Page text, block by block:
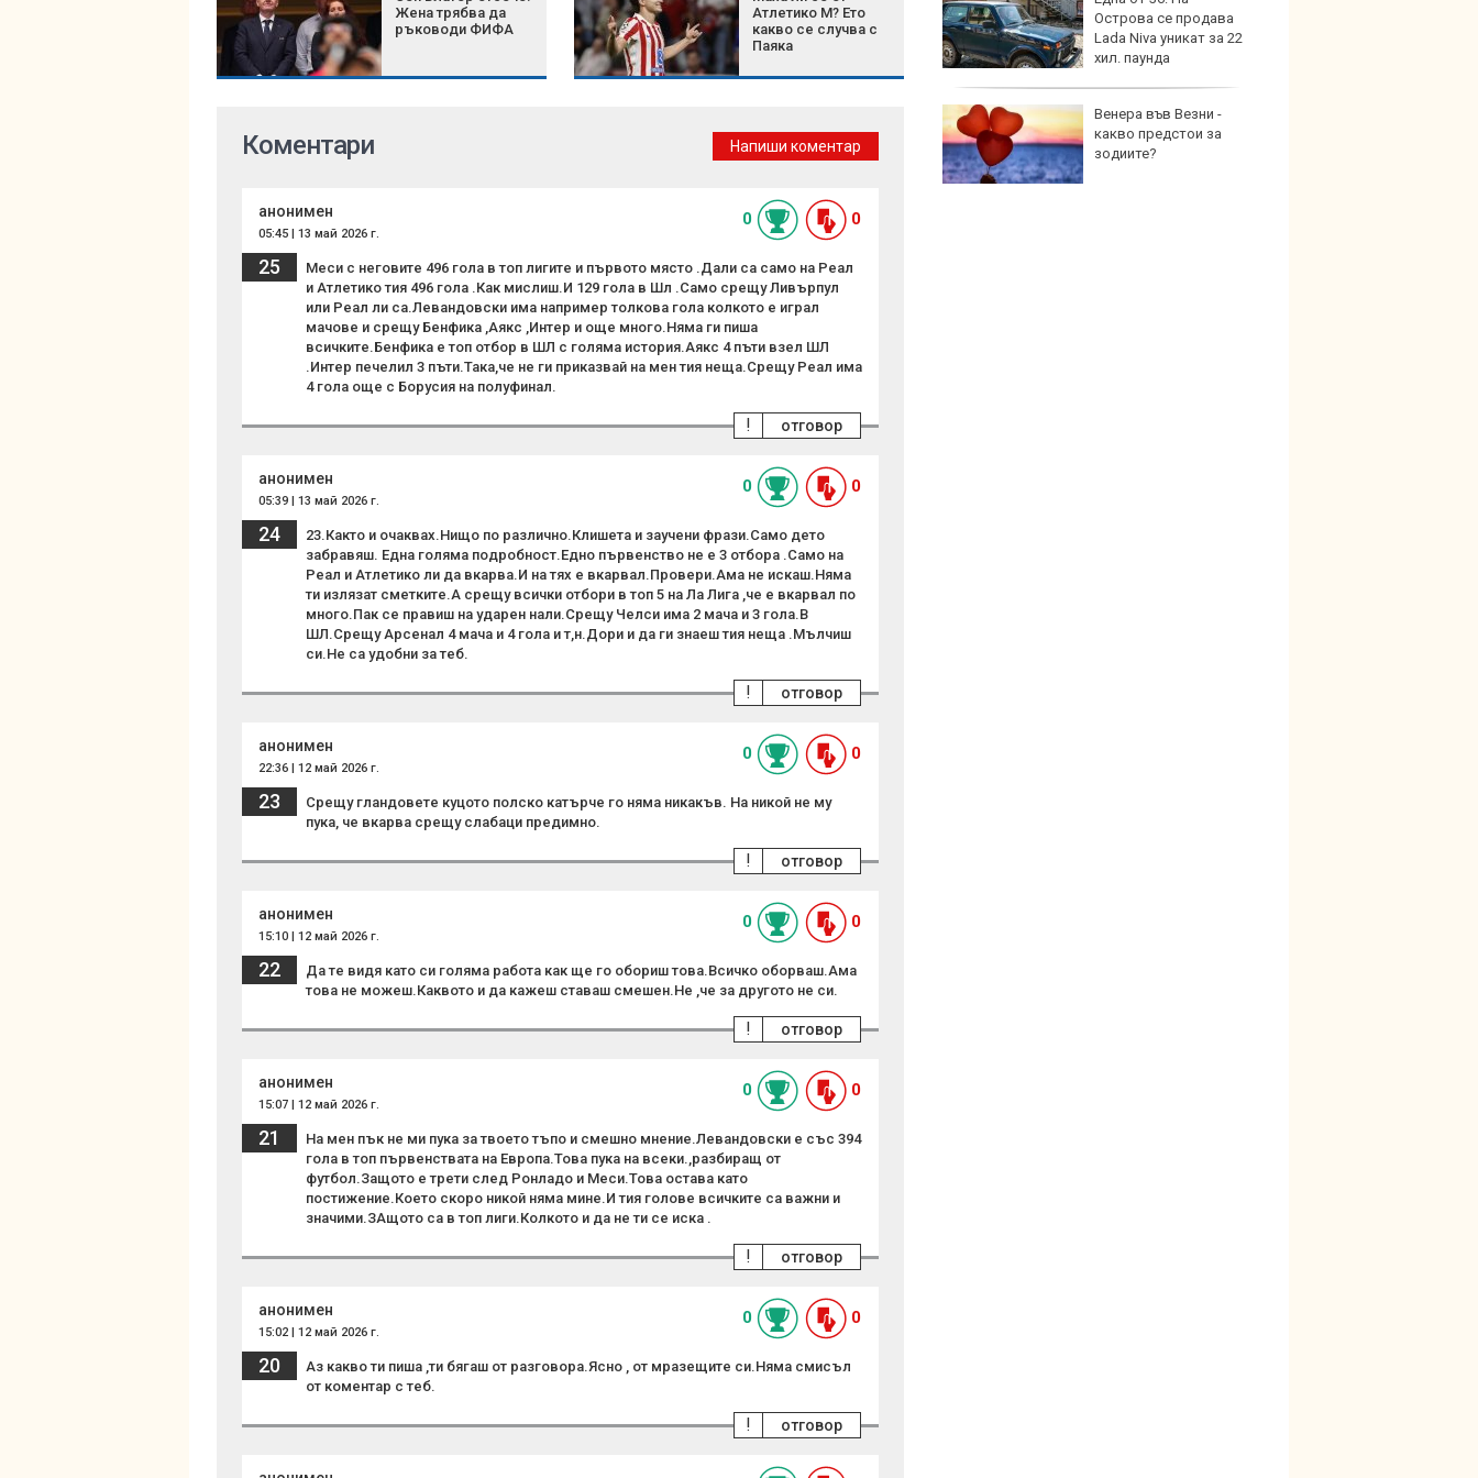
Жена трябва да
ръководи ФИФА
Атлетико М? Ето
какво се случва с
Паяка
зодии по време на
директното движение
2026 г.
добрият съюзник на
сърцето?
Острова се продава
Lada Niva уникат за 22
хил. паунда
Венера във Везни -
какво предстои за
зодиите?
Коментари Напиши коментар
анонимен
05:45 | 13 май 2026 г.
0 0
25
Меси с неговите 496 гола в топ лигите и първото място .Дали са само на Реал
и Атлетико тия 496 гола .Как мислиш.И 129 гола в Шл .Само срещу Ливърпул
или Реал ли са.Левандовски има например толкова гола колкото е играл
мачове и срещу Бенфика ,Аякс ,Интер и още много.Няма ги пиша
всичките.Бенфика е топ отбор в ШЛ с голяма история.Аякс 4 пъти взел ШЛ
.Интер печелил 3 пъти.Така,че не ги приказвай на мен тия неща.Срещу Реал има
4 гола още с Борусия на полуфинал.
отговор
!
анонимен
05:39 | 13 май 2026 г.
0 0
24
23.Както и очаквах.Нищо по различно.Клишета и заучени фрази.Само дето
забравяш. Една голяма подробност.Едно първенство не е 3 отбора .Само на
Реал и Атлетико ли да вкарва.И на тях е вкарвал.Провери.Ама не искаш.Няма
ти излязат сметките.А срещу всички отбори в топ 5 на Ла Лига ,че е вкарвал по
много.Пак се правиш на ударен нали.Срещу Челси има 2 мача и 3 гола.В
ШЛ.Срещу Арсенал 4 мача и 4 гола и т,н.Дори и да ги знаеш тия неща .Мълчиш
си.Не са удобни за теб.
отговор
!
анонимен
22:36 | 12 май 2026 г.
0 0
23
Срещу гландовете куцото полско катърче го няма никакъв. На никой не му
пука, че вкарва срещу слабаци предимно.
отговор
!
анонимен
15:10 | 12 май 2026 г.
0 0
22
Да те видя като си голяма работа как ще го обориш това.Всичко оборваш.Ама
това не можеш.Каквото и да кажеш ставаш смешен.Не ,че за другото не си.
отговор
!
анонимен
15:07 | 12 май 2026 г.
0 0
21
На мен пък не ми пука за твоето тъпо и смешно мнение.Левандовски е със 394
гола в топ първенствата на Европа.Това пука на всеки.,разбиращ от
футбол.Защото е трети след Ронладо и Меси.Това остава като
постижение.Което скоро никой няма мине.И тия голове всичките са важни и
значими.ЗАщото са в топ лиги.Колкото и да не ти се иска .
отговор
!
анонимен
15:02 | 12 май 2026 г.
0 0
20
Аз какво ти пиша ,ти бягаш от разговора.Ясно , от мразещите си.Няма смисъл
от коментар с теб.
отговор
!